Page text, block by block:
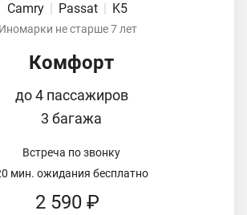
Camry Passat K5
Иномарки не старше 7 лет
Комфорт
до 4 пассажиров
3 багажа
Встреча по звонку
мин. ожидания бесплатно
2 590 ₽